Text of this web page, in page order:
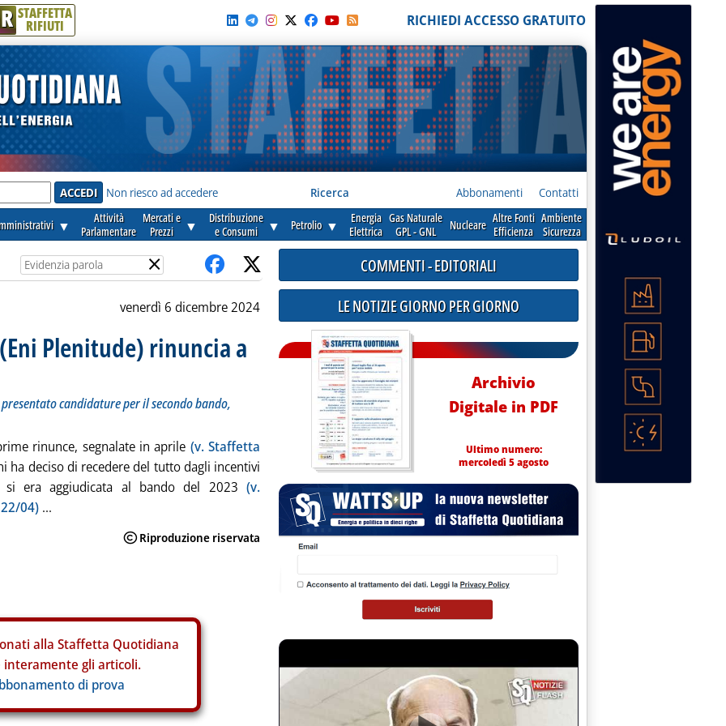
R STAFFETTA
RIFIUTI RICHIEDI ACCESSO GRATUITO
Non riesco ad accedere Ricerca Abbonamenti Contatti
▼
Attività
Parlamentare
Mercati e
Prezzi
▼
Distribuzione
e Consumi
▼ Petrolio ▼
Energia
Elettrica
Gas Naturale
GPL - GNL
Nucleare Altre Fonti
Efficienza
Ambiente
Sicurezza
×
venerdì 6 dicembre 2024
Plenitude) rinuncia a
candidature per il secondo bando,
rinunce, segnalate in aprile (v. Staffetta
ha deciso di recedere del tutto dagli incentivi
si era aggiudicata al bando del 2023 (v.
04) ...
alla Staffetta Quotidiana
interamente gli articoli.
di prova
COMMENTI - EDITORIALI
LE NOTIZIE GIORNO PER GIORNO
Archivio
Digitale in PDF
Ultimo numero:
mercoledì 5 agosto